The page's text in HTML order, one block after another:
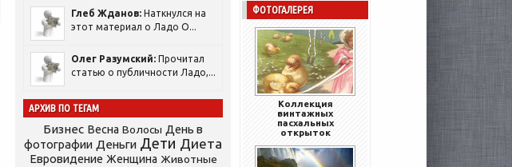
Глеб Жданов: Наткнулся на
этот материал о Ладо О...
Олег Разумский: Прочитал
статью о публичности Ладо,...
АРХИВ ПО ТЕГАМ
Бизнес Весна Волосы День в
фотографии Деньги Дети Диета
Евровидение Женщина Животные
ФОТОГАЛЕРЕЯ
Коллекция
винтажных
пасхальных
открыток